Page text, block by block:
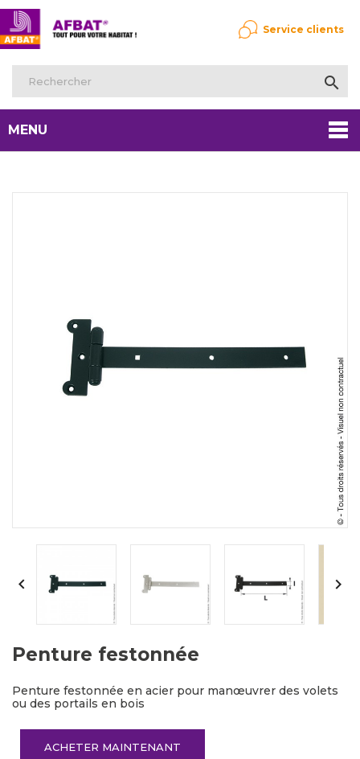

Service clients
MENU
 
Penture festonnée
Penture festonnée en acier pour manœuvrer des volets
ou des portails en bois
ACHETER MAINTENANT